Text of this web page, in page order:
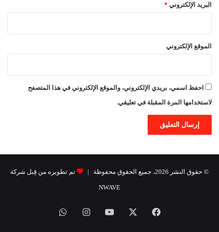
البريد الإلكتروني *
الموقع الإلكتروني
احفظ اسمي، بريدي الإلكتروني، والموقع الإلكتروني في هذا المتصفح
لاستخدامها المرة المقبلة في تعليقي.
© حقوق النشر 2026، جميع الحقوق محفوظة | تم تطويره من قِبل شركة
NWAVE
فيسبوك يوتيوبانستقرامواتساب